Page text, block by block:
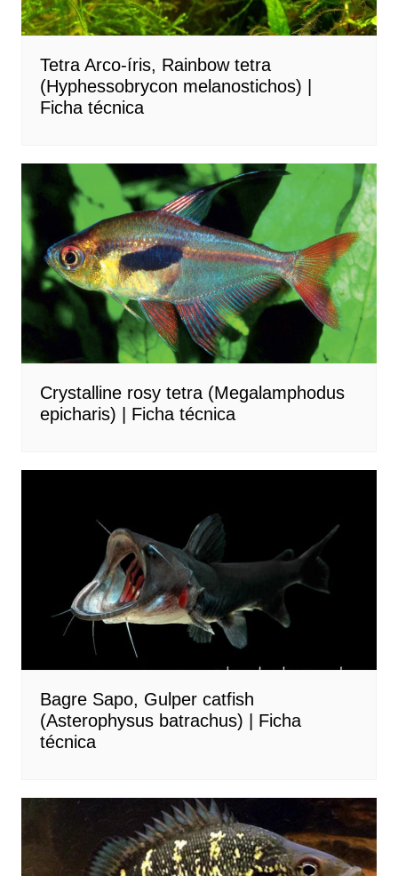
Tetra Arco-íris, Rainbow tetra
(Hyphessobrycon melanostichos) |
Ficha técnica
Crystalline rosy tetra (Megalamphodus
epicharis) | Ficha técnica
Bagre Sapo, Gulper catfish
(Asterophysus batrachus) | Ficha
técnica